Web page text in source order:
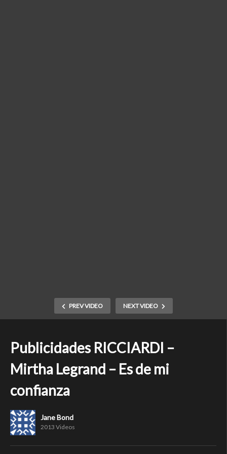
PREV VIDEO NEXT VIDEO
Publicidades RICCIARDI –
Mirtha Legrand – Es de mi
confianza
Jane Bond
2013 Videos